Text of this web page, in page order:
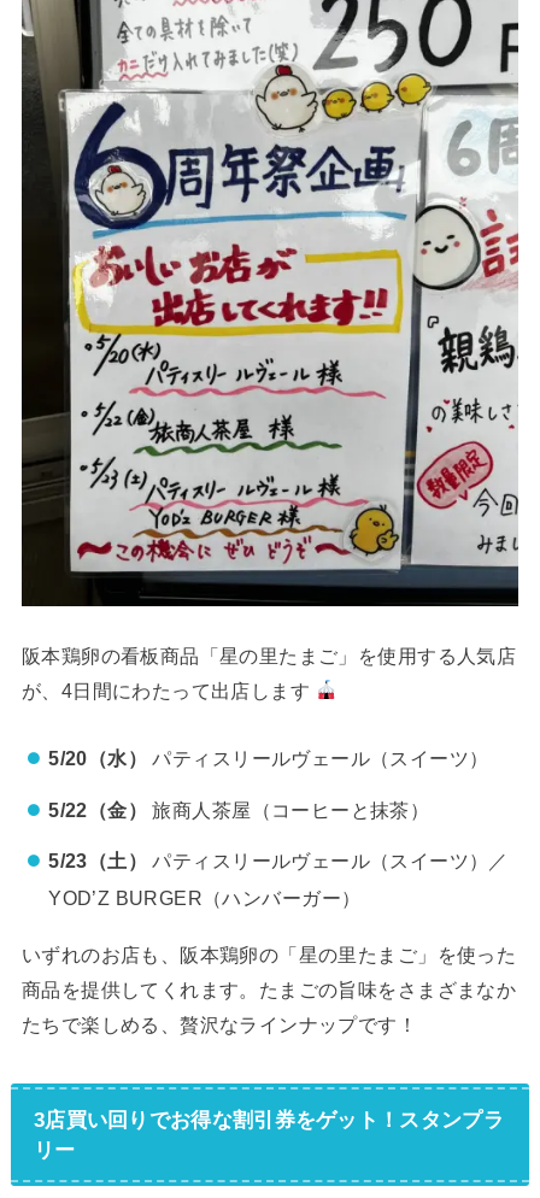
阪本鶏卵の看板商品「星の里たまご」を使用する人気店
が、4日間にわたって出店します
5/20（水） パティスリールヴェール（スイーツ）
5/22（金） 旅商人茶屋（コーヒーと抹茶）
5/23（土）
パティスリールヴェール（スイーツ）／
YOD’Z BURGER（ハンバーガー）
いずれのお店も、阪本鶏卵の「星の里たまご」を使った
商品を提供してくれます。たまごの旨味をさまざまなか
たちで楽しめる、贅沢なラインナップです！
3店買い回りでお得な割引券をゲット！スタンプラ
リー